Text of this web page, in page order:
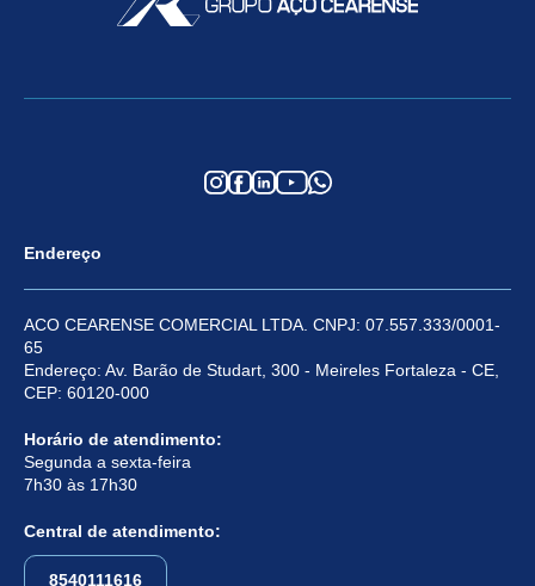
Endereço
ACO CEARENSE COMERCIAL LTDA. CNPJ: 07.557.333/0001-
65
Endereço: Av. Barão de Studart, 300 - Meireles Fortaleza - CE,
CEP: 60120-000
Horário de atendimento:
Segunda a sexta-feira
7h30 às 17h30
Central de atendimento:
8540111616